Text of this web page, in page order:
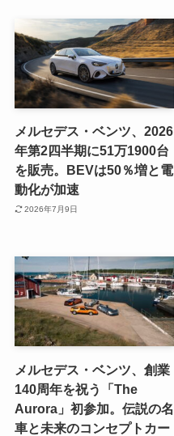
メルセデス・ベンツ、2026
年第2四半期に51万1900台
を販売。BEVは50％増と電
動化が加速
2026年7月9日
メルセデス・ベンツ、創業
140周年を祝う「The
Aurora」初参加。伝説の名
車と未来のコンセプトカー